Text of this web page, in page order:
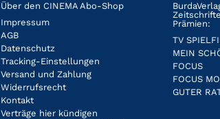
Über den CINEMA Abo-Shop
Impressum
AGB
Datenschutz
Tracking-Einstellungen
Versand und Zahlung
Widerrufsrecht
Kontakt
Verträge hier kündigen
Prämien:
TV
MEIN
FOCUS
FOCUS
GUTER